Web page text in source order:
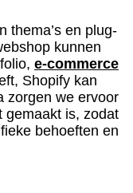
thema’s en plug-
kunnen
e-commerce
Shopify kan
zorgen we ervoor
gemaakt is, zodat
behoeften en